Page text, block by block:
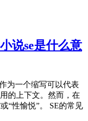
说se是什么意
为一个缩写可以代表
的上下文。然而，在
“性愉悦”。 SE的常见